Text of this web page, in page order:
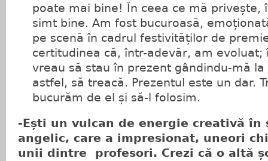
poate mai bine! În ceea ce mă privește,
simt bine. Am fost bucuroasă,
pe scenă în cadrul festivităților de
certitudinea că, într-adevăr, am evoluat;
vreau să stau în prezent gândindu-mă
astfel, să treacă. Prezentul este un dar.
bucurăm de el și să-l folosim.
-Ești un vulcan de energie creativă în
angelic, care a impresionat, uneori
unii dintre profesori. Crezi că o altă